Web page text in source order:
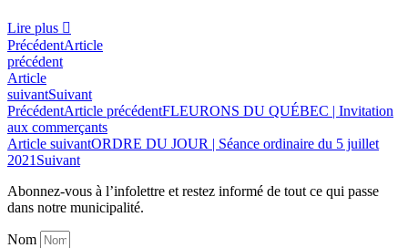
Lire plus
PrécédentArticle
précédent
Article
suivantSuivant
PrécédentArticle précédentFLEURONS DU QUÉBEC | Invitation
aux commerçants
Article suivantORDRE DU JOUR | Séance ordinaire du 5 juillet
2021 Suivant
Abonnez-vous à l’infolettre et restez informé de tout ce qui passe
dans notre municipalité.
Nom